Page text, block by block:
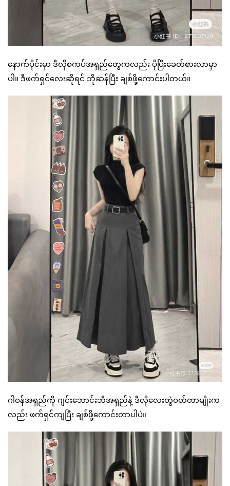
နောက်ပိုင်းမှာ ဒီလိုစကပ်အရှည်တွေကလည်း ပိုပြီးခေတ်စားလာမှာ
ပါ။ ဒီဖက်ရှင်လေးဆိုရင် ဘိုဆန်ပြီး ချစ်ဖို့ကောင်းပါတယ်။
ဂါဝန်အရှည်ကို ဂျင်းဘောင်းဘီအရှည်နဲ့ ဒီလိုလေးတွဲဝတ်တာမျိုးက
လည်း ဖက်ရှင်ကျပြီး ချစ်ဖို့ကောင်းတာပါပဲ။